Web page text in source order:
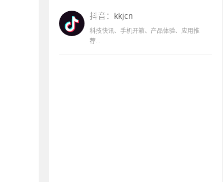
抖音： kkjcn
科技快讯、手机开箱、产品体验、应用推
荐...